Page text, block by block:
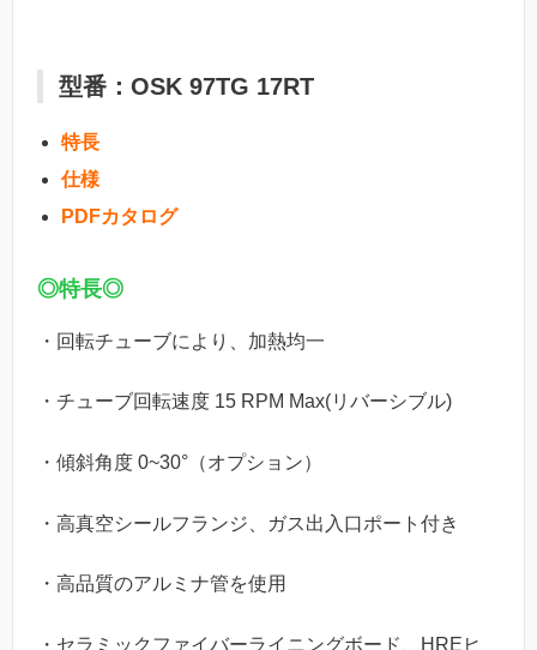
型番：OSK 97TG 17RT
特長
仕様
PDFカタログ
◎特長◎
・回転チューブにより、加熱均一
・チューブ回転速度 15 RPM Max(リバーシブル)
・傾斜角度 0~30°（オプション）
・高真空シールフランジ、ガス出入口ポート付き
・高品質のアルミナ管を使用
・セラミックファイバーライニングボード、HREヒ